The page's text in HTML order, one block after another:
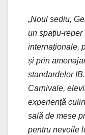
„Noul sediu,
un spațiu-
internaționale,
și prin
standardelor
Carnivale,
experiență
sală de mese
pentru nevoile